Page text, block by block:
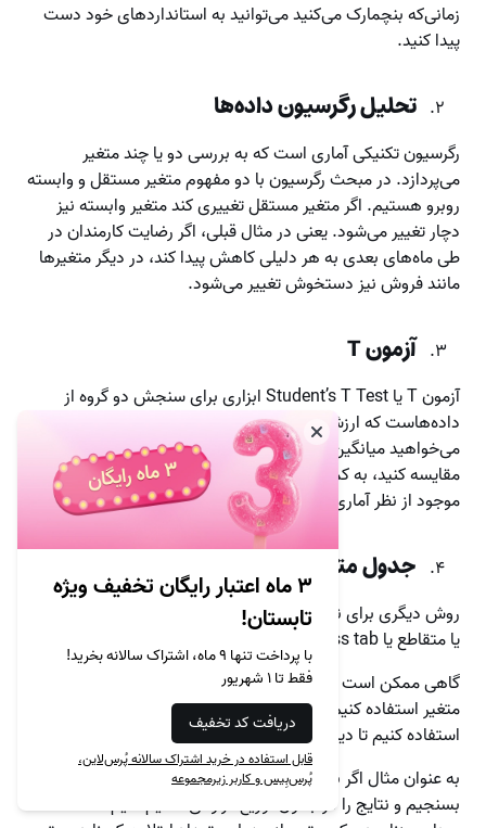
۳ ماه اعتبار رایگان تخفیف ویژه
تابستان!
با پرداخت تنها ۹ ماه، اشتراک سالانه بخرید!
فقط تا ۱ شهریور
دریافت کد تخفیف
قابل استفاده در خرید اشتراک سالانه پُرس‌لاین،
پُرس‌بِیس و کاربر زیرمجموعه
زمانی‌که بنچمارک می‌کنید می‌توانید به استانداردهای خود دست
پیدا کنید.
تحلیل رگرسیون داده‌ها
رگرسیون تکنیکی آماری است که به بررسی دو یا چند متغیر
می‌پردازد. در مبحث رگرسیون با دو مفهوم متغیر مستقل و وابسته
روبرو هستیم. اگر متغیر مستقل تغییری کند متغیر وابسته نیز
دچار تغییر می‌شود. یعنی در مثال قبلی، اگر رضایت کارمندان در
طی ماه‌های بعدی به هر دلیلی کاهش پیدا کند، در دیگر متغیرها
مانند فروش نیز دستخوش تغییر می‌شود.
آزمون T
آزمون T یا Student’s T Test ابزاری برای سنجش دو گروه از
داده‌هاست که ارزش میانگین متفاوتی دارند. مثلا فرض کنید که
می‌خواهید میانگین قد زنان و مردان را در یک جامعه آماری با هم
مقایسه کنید، به کمک این تست می‌توانید بفهمید آیا تفاوت
موجود از نظر آماری قابل توجه است یا تصادفی بوده است.
جدول متقاطع یا Cross Tab
روش دیگری برای نمایش داده‌ها به صورت جدول، جداول توافقی
یا متقاطع یا cross tab هستند.
گاهی ممکن است به جای یک متغیر در یک جدول از دو یا چند
متغیر استفاده کنیم در این صورت کافی است از جداول متقاطع
استفاده کنیم تا دید بهتری داشته باشد.
به عنوان مثال اگر بخواهیم جمعیتی را از نظر ابتلا به کرونا
بسنجیم و نتایج را در جدول توزیع فراوانی تنظیم کنیم، تعداد